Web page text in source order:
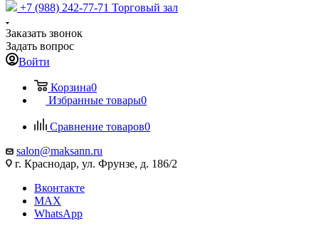
+7 (988) 242-77-71 Торговый зал
Заказать звонок
Задать вопрос
Войти
Корзина0
Избранные товары0
Сравнение товаров0
salon@maksann.ru
г. Краснодар, ул. Фрунзе, д. 186/2
Вконтакте
MAX
WhatsApp